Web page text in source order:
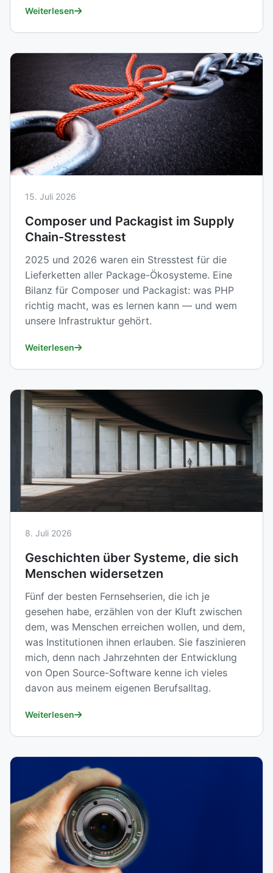
Weiterlesen
15. Juli 2026
Composer und Packagist im Supply
Chain-Stresstest
2025 und 2026 waren ein Stresstest für die
Lieferketten aller Package-Ökosysteme. Eine
Bilanz für Composer und Packagist: was PHP
richtig macht, was es lernen kann — und wem
unsere Infrastruktur gehört.
Weiterlesen
8. Juli 2026
Geschichten über Systeme, die sich
Menschen widersetzen
Fünf der besten Fernsehserien, die ich je
gesehen habe, erzählen von der Kluft zwischen
dem, was Menschen erreichen wollen, und dem,
was Institutionen ihnen erlauben. Sie faszinieren
mich, denn nach Jahrzehnten der Entwicklung
von Open Source-Software kenne ich vieles
davon aus meinem eigenen Berufsalltag.
Weiterlesen